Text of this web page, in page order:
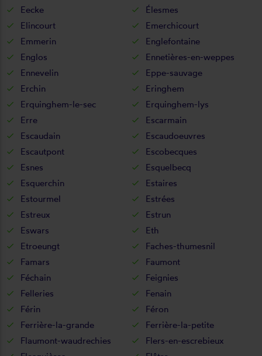
Eecke
Élesmes
Elincourt
Emerchicourt
Emmerin
Englefontaine
Englos
Ennetières-en-weppes
Ennevelin
Eppe-sauvage
Erchin
Eringhem
Erquinghem-le-sec
Erquinghem-lys
Erre
Escarmain
Escaudain
Escaudoeuvres
Escautpont
Escobecques
Esnes
Esquelbecq
Esquerchin
Estaires
Estourmel
Estrées
Estreux
Estrun
Eswars
Eth
Etroeungt
Faches-thumesnil
Famars
Faumont
Féchain
Feignies
Felleries
Fenain
Férin
Féron
Ferrière-la-grande
Ferrière-la-petite
Flaumont-waudrechies
Flers-en-escrebieux